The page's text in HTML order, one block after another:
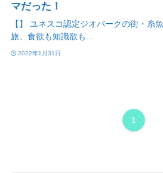
マだった！
【】 ユネスコ認定ジオパークの街・糸
旅、食欲も知識欲も...
2022年1月31日
1